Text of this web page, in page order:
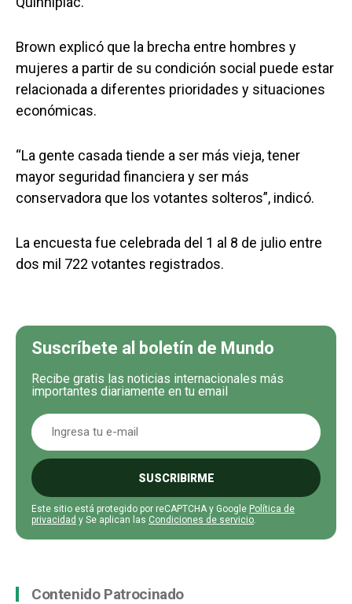
Brown explicó que la brecha entre hombres y
mujeres a partir de su condición social puede estar
relacionada a diferentes prioridades y situaciones
económicas.
“La gente casada tiende a ser más vieja, tener
mayor seguridad financiera y ser más
conservadora que los votantes solteros”, indicó.
La encuesta fue celebrada del 1 al 8 de julio entre
dos mil 722 votantes registrados.
Suscríbete al boletín de Mundo
Recibe gratis las noticias internacionales más
importantes diariamente en tu email
SUSCRIBIRME
Este sitio está protegido por reCAPTCHA y Google Política de
privacidad y Se aplican las Condiciones de servicio.
Contenido Patrocinado